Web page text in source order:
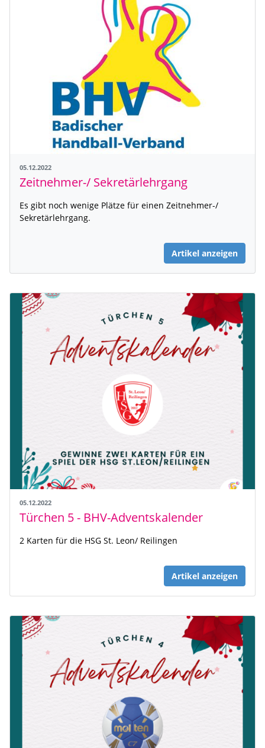
05.12.2022
Zeitnehmer-/ Sekretärlehrgang
Es gibt noch wenige Plätze für einen Zeitnehmer-/
Sekretärlehrgang.
Artikel anzeigen
05.12.2022
Türchen 5 - BHV-Adventskalender
2 Karten für die HSG St. Leon/ Reilingen
Artikel anzeigen